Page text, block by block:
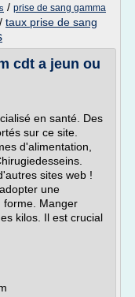
/ prise de sang gamma
/ taux prise de sang
cdt a jeun ou
en santé. Des
sur ce site.
d'alimentation,
sites web !
une
forme. Manger
kilos. Il est crucial